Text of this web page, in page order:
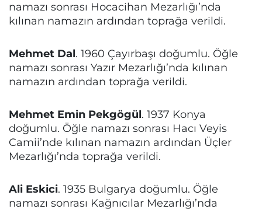
namazı sonrası Hocacihan Mezarlığı’nda
kılınan namazın ardından toprağa verildi.
Mehmet Dal. 1960 Çayırbaşı doğumlu. Öğle
namazı sonrası Yazır Mezarlığı’nda kılınan
namazın ardından toprağa verildi.
Mehmet Emin Pekgögül. 1937 Konya
doğumlu. Öğle namazı sonrası Hacı Veyis
Camii’nde kılınan namazın ardından Üçler
Mezarlığı’nda toprağa verildi.
Ali Eskici. 1935 Bulgarya doğumlu. Öğle
namazı sonrası Kağnıcılar Mezarlığı’nda